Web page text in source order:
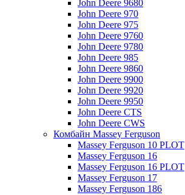
John Deere 9680
John Deere 970
John Deere 975
John Deere 9760
John Deere 9780
John Deere 985
John Deere 9860
John Deere 9900
John Deere 9920
John Deere 9950
John Deere CTS
John Deere CWS
Комбайн Massey Ferguson
Massey Ferguson 10 PLOT
Massey Ferguson 16
Massey Ferguson 16 PLOT
Massey Ferguson 17
Massey Ferguson 186